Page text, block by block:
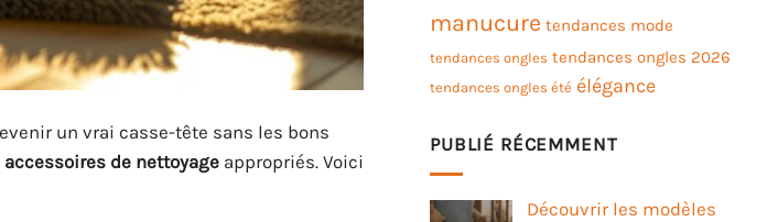
un vrai casse-tête sans les bons
accessoires de nettoyage appropriés. Voici
manucure tendances mode
tendances ongles tendances ongles 2026
tendances ongles été élégance
PUBLIÉ RÉCEMMENT
Découvrir les modèles